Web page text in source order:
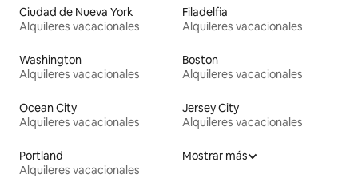
Ciudad de Nueva York
Alquileres vacacionales
Filadelfia
Alquileres vacacionales
Washington
Alquileres vacacionales
Boston
Alquileres vacacionales
Ocean City
Alquileres vacacionales
Jersey City
Alquileres vacacionales
Portland
Alquileres vacacionales
Mostrar más